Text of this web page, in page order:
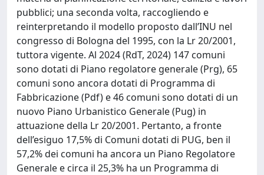
pubblici; una seconda volta, raccogliendo e
reinterpretando il modello proposto dall’INU nel
congresso di Bologna del 1995, con la Lr 20/2001,
tuttora vigente. Al 2024 (RdT, 2024) 147 comuni
sono dotati di Piano regolatore generale (Prg), 65
comuni sono ancora dotati di Programma di
Fabbricazione (Pdf) e 46 comuni sono dotati di un
nuovo Piano Urbanistico Generale (Pug) in
attuazione della Lr 20/2001. Pertanto, a fronte
dell’esiguo 17,5% di Comuni dotati di PUG, ben il
57,2% dei comuni ha ancora un Piano Regolatore
Generale e circa il 25,3% ha un Programma di